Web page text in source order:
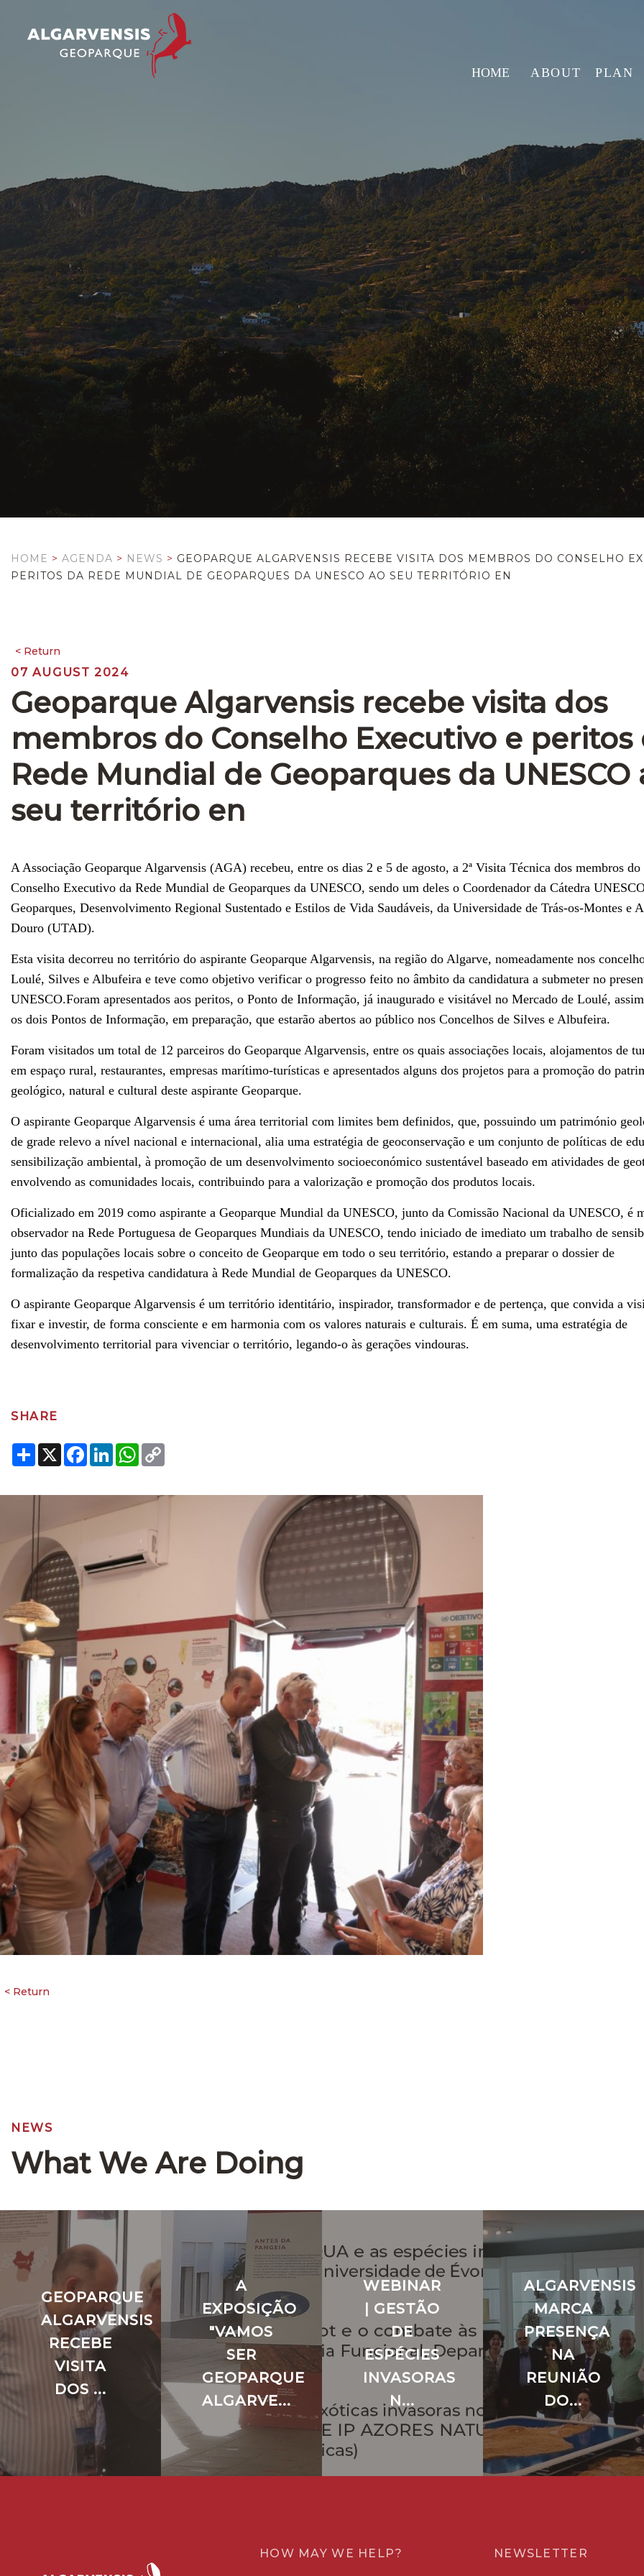
HOME ABOUT PLAN
HOME > AGENDA > NEWS > GEOPARQUE ALGARVENSIS RECEBE VISITA DOS MEMBROS DO CONSELHO
PERITOS DA REDE MUNDIAL DE GEOPARQUES DA UNESCO AO SEU TERRITÓRIO EN
07 AUGUST 2024
Geoparque Algarvensis recebe visita dos
membros do Conselho Executivo e peritos
Rede Mundial de Geoparques da UNESCO
seu território en
A Associação Geoparque Algarvensis (AGA) recebeu, entre os dias 2 e 5 de agosto, a 2ª Visita Técnica dos membros do
Conselho Executivo da Rede Mundial de Geoparques da UNESCO, sendo um deles o Coordenador da Cátedra
Geoparques, Desenvolvimento Regional Sustentado e Estilos de Vida Saudáveis, da Universidade de Trás-os-Montes e
Douro (UTAD).
Esta visita decorreu no território do aspirante Geoparque Algarvensis, na região do Algarve, nomeadamente nos
Loulé, Silves e Albufeira e teve como objetivo verificar o progresso feito no âmbito da candidatura a submeter no
UNESCO.Foram apresentados aos peritos, o Ponto de Informação, já inaugurado e visitável no Mercado de Loulé,
os dois Pontos de Informação, em preparação, que estarão abertos ao público nos Concelhos de Silves e Albufeira.
Foram visitados um total de 12 parceiros do Geoparque Algarvensis, entre os quais associações locais, alojamentos de
em espaço rural, restaurantes, empresas marítimo-turísticas e apresentados alguns dos projetos para a promoção do
geológico, natural e cultural deste aspirante Geoparque.
O aspirante Geoparque Algarvensis é uma área territorial com limites bem definidos, que, possuindo um património
de grade relevo a nível nacional e internacional, alia uma estratégia de geoconservação e um conjunto de políticas de
sensibilização ambiental, à promoção de um desenvolvimento socioeconómico sustentável baseado em atividades de
envolvendo as comunidades locais, contribuindo para a valorização e promoção dos produtos locais.
Oficializado em 2019 como aspirante a Geoparque Mundial da UNESCO, junto da Comissão Nacional da UNESCO, é
observador na Rede Portuguesa de Geoparques Mundiais da UNESCO, tendo iniciado de imediato um trabalho de
junto das populações locais sobre o conceito de Geoparque em todo o seu território, estando a preparar o dossier de
formalização da respetiva candidatura à Rede Mundial de Geoparques da UNESCO.
O aspirante Geoparque Algarvensis é um território identitário, inspirador, transformador e de pertença, que convida a
fixar e investir, de forma consciente e em harmonia com os valores naturais e culturais. É em suma, uma estratégia de
desenvolvimento territorial para vivenciar o território, legando-o às gerações vindouras.
SHARE
Share
X Facebook
LinkedInWhatsApp
NEWS
What We Are Doing
GEOPARQUE
ALGARVENSIS
RECEBE
VISITA
DOS ...
A
EXPOSIÇÃO
"VAMOS
SER
GEOPARQUE
ALGARVE...
WEBINAR
ǀ GESTÃO
DE
ESPÉCIES
INVASORAS
N...
ALGARVENSIS
MARCA
PRESENÇA
NA
REUNIÃO
DO...
HOW MAY WE HELP? NEWSLETTER